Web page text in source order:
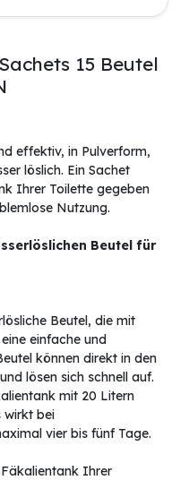
15 Beutel
effektiv, in Pulverform,
löslich. Ein Sachet
Ihrer Toilette gegeben
Nutzung.
Beutel für
Beutel, die mit
einfache und
können direkt in den
lösen sich schnell auf.
mit 20 Litern
wirkt bei
vier bis fünf Tage.
Ihrer